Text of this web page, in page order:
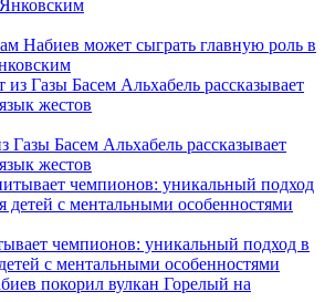
Набиев может сыграть главную роль в
Газы Басем Альхабель рассказывает
жестов
чемпионов: уникальный подход в
с ментальными особенностями